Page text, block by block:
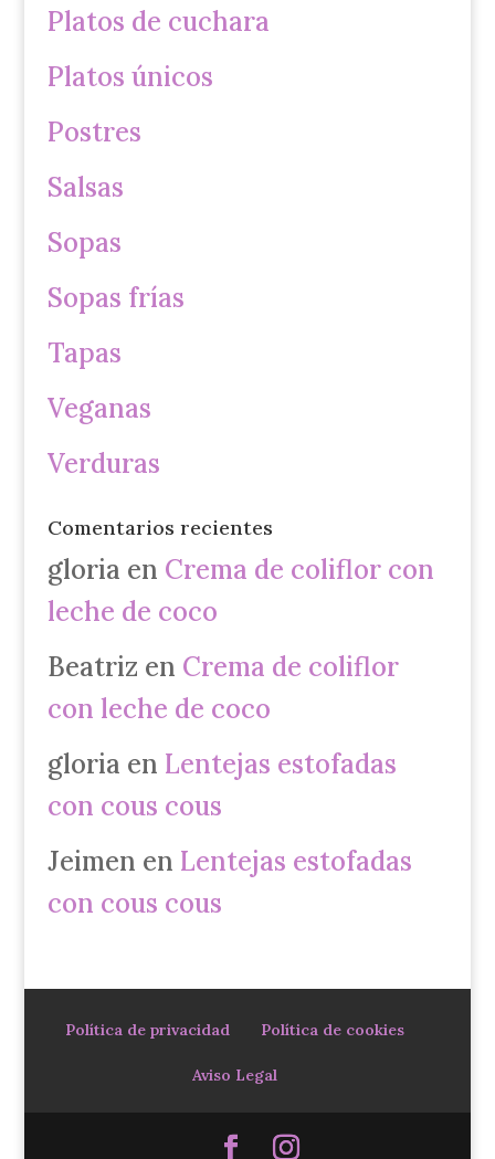
Platos de cuchara
Platos únicos
Postres
Salsas
Sopas
Sopas frías
Tapas
Veganas
Verduras
Comentarios recientes
gloria en Crema de coliflor con
leche de coco
Beatriz en Crema de coliflor
con leche de coco
gloria en Lentejas estofadas
con cous cous
Jeimen en Lentejas estofadas
con cous cous
Política de privacidad Política de cookies
Aviso Legal